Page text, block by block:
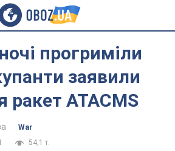
прогриміли
заявили
ракет ATACMS
War
54,1 т.